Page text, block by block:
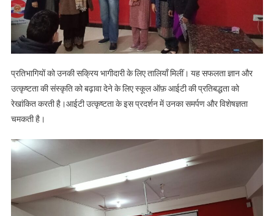
प्रतिभागियों को उनकी सक्रिय भागीदारी के लिए तालियाँ मिलीं। यह सफलता ज्ञान और
उत्कृष्टता की संस्कृति को बढ़ावा देने के लिए स्कूल ऑफ़ आईटी की प्रतिबद्धता को
रेखांकित करती है।आईटी उत्कृष्टता के इस प्रदर्शन में उनका समर्पण और विशेषज्ञता
चमकती है।